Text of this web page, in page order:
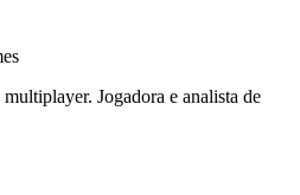
Jogadora e analista de